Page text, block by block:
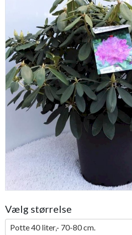
Previous
Vælg størrelse
Potte 40 liter,- 70-80 cm.